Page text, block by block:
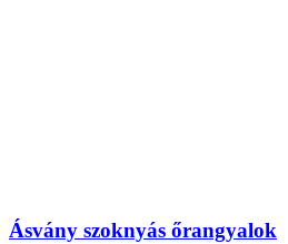
Ásvány szoknyás őrangyalok